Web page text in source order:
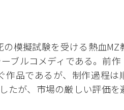
模擬試験を受ける熱血MZ
ブルコメディである。前
品であるが、制作過程は
たが、市場の厳しい評価を